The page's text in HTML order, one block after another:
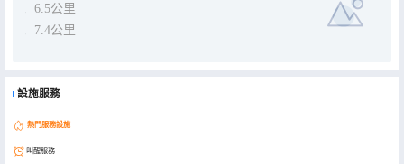
6.5公里
7.4公里
設施服務
熱門服務設施
叫醒服務